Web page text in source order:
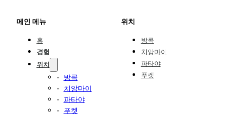
메인 메뉴
홈
경험
위치
방콕
치앙마이
파타야
푸켓
위치
방콕
치앙마이
파타야
푸켓